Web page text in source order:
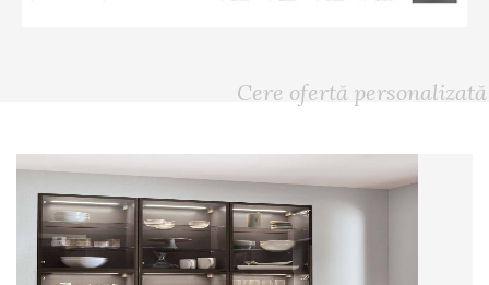
Cere ofertă personalizată